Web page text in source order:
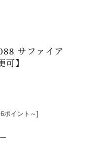
サファイア
】
ポイント～]